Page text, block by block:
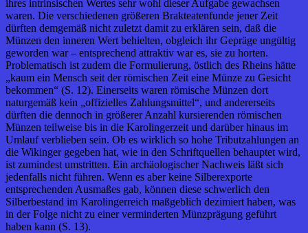
ihres intrinsischen Wertes sehr wohl dieser Aufgabe gewachsen
waren. Die verschiedenen größeren Brakteatenfunde jener Zeit
dürften demgemäß nicht zuletzt damit zu erklären sein, daß die
Münzen den inneren Wert behielten, obgleich ihr Gepräge ungültig
geworden war – entsprechend attraktiv war es, sie zu horten.
Problematisch ist zudem die Formulierung, östlich des Rheins hätte
„kaum ein Mensch seit der römischen Zeit eine Münze zu Gesicht
bekommen“ (S. 12). Einerseits waren römische Münzen dort
naturgemäß kein „offizielles Zahlungsmittel“, und andererseits
dürften die dennoch in größerer Anzahl kursierenden römischen
Münzen teilweise bis in die Karolingerzeit und darüber hinaus im
Umlauf verblieben sein. Ob es wirklich so hohe Tributzahlungen an
die Wikinger gegeben hat, wie in den Schriftquellen behauptet wird,
ist zumindest umstritten. Ein archäologischer Nachweis läßt sich
jedenfalls nicht führen. Wenn es aber keine Silberexporte
entsprechenden Ausmaßes gab, können diese schwerlich den
Silberbestand im Karolingerreich maßgeblich dezimiert haben, was
in der Folge nicht zu einer verminderten Münzprägung geführt
haben kann (S. 13).